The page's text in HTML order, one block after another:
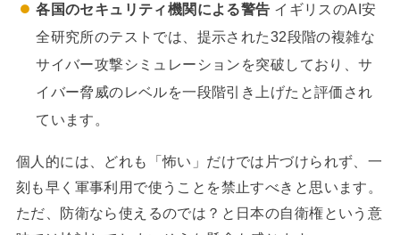
各国のセキュリティ機関による警告 イギリスのAI安
全研究所のテストでは、提示された32段階の複雑な
サイバー攻撃シミュレーションを突破しており、サ
イバー脅威のレベルを一段階引き上げたと評価され
ています。
個人的には、どれも「怖い」だけでは片づけられず、一
刻も早く軍事利用で使うことを禁止すべきと思います。
ただ、防衛なら使えるのでは？と日本の自衛権という意